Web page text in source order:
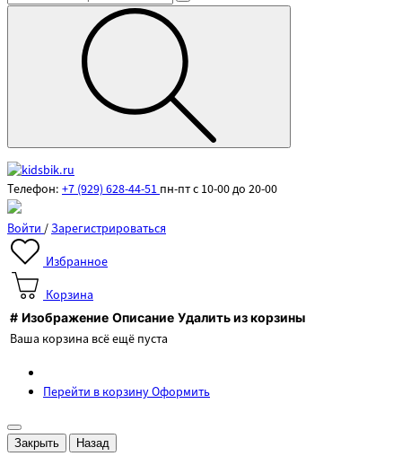
Телефон: +7 (929) 628-44-51пн-пт с 10-00 до 20-00
Войти/Зарегистрироваться
Избранное
Корзина
# Изображение Описание Удалить из корзины
Ваша корзина всё ещё пуста
Перейти в корзинуОформить
Закрыть Назад